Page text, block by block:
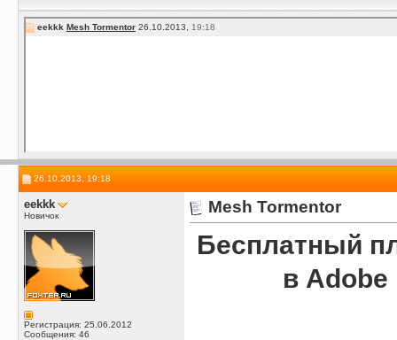
eekkk Mesh Tormentor 26.10.2013, 19:18
26.10.2013, 19:18
eekkk
Новичок
Регистрация: 25.06.2012
Сообщения: 46
Mesh Tormentor
Бесплатный
в Adobe